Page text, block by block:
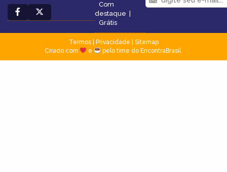
Com
destaque
Grátis
Termos| Privacidade
Sitemap
Criado com
e pelo time do EncontraBrasil